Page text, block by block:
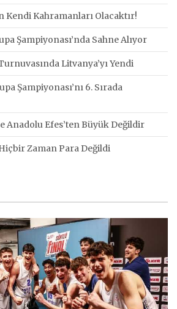
Kendi Kahramanları Olacaktır!
Şampiyonası’nda Sahne Alıyor
Litvanya’yı Yendi
Şampiyonası’nı 6. Sırada
Anadolu Efes’ten Büyük Değildir
Zaman Para Değildi